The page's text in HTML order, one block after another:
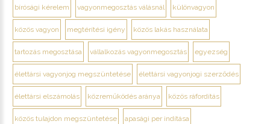
bírósági kérelem vagyonmegosztás válásnál különvagyon
közös vagyon megtérítési igény közös lakás használata
tartozás megosztása vállalkozás vagyonmegosztás egyezség
élettársi vagyonjog megszüntetése élettársi vagyonjogi szerződés
élettársi elszámolás közreműködés aránya közös ráfordítás
közös tulajdon megszüntetése apasági per indítása